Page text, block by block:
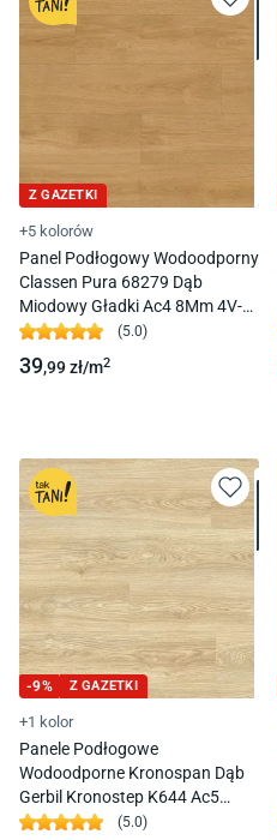
Z GAZETKI
+5 kolorów
Panel Podłogowy Wodoodporny
Classen Pura 68279 Dąb
Miodowy Gładki Ac4 8Mm 4V-
Fuga
(5.0)
39,99zł/m2
-9% Z GAZETKI
+1 kolor
Panele Podłogowe
Wodoodporne Kronospan Dąb
Gerbil Kronostep K644 Ac5
8Mm
(5.0)